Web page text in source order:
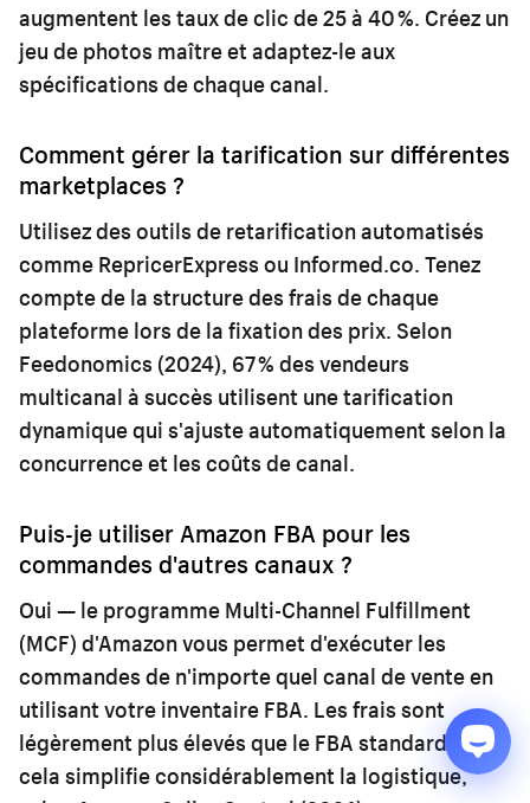
augmentent les taux de clic de 25 à 40 %. Créez un
jeu de photos maître et adaptez-le aux
spécifications de chaque canal.
Comment gérer la tarification sur différentes
marketplaces ?
Utilisez des outils de retarification automatisés
comme RepricerExpress ou Informed.co. Tenez
compte de la structure des frais de chaque
plateforme lors de la fixation des prix. Selon
Feedonomics (2024), 67 % des vendeurs
multicanal à succès utilisent une tarification
dynamique qui s'ajuste automatiquement selon la
concurrence et les coûts de canal.
Puis-je utiliser Amazon FBA pour les
commandes d'autres canaux ?
Oui — le programme Multi-Channel Fulfillment
(MCF) d'Amazon vous permet d'exécuter les
commandes de n'importe quel canal de vente en
utilisant votre inventaire FBA. Les frais sont
légèrement plus élevés que le FBA standard, mais
cela simplifie considérablement la logistique,